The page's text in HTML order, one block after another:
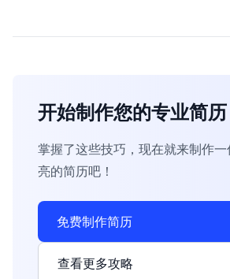
开始制作您的专业简历
掌握了这些技巧，现在就来制作
亮的简历吧！
免费制作简历
查看更多攻略